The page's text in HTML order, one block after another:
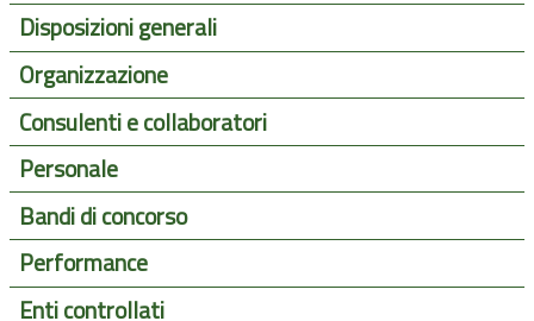
Disposizioni generali
Organizzazione
Consulenti e collaboratori
Personale
Bandi di concorso
Performance
Enti controllati